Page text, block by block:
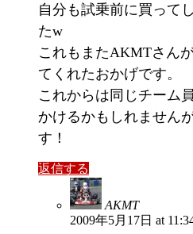
自分も試乗前に買って
たw
これもまたAKMTさん
てくれたおかげです。
これからは同じチーム
かけるかもしれません
す！
返信する
AKMT
2009年5月17日 at